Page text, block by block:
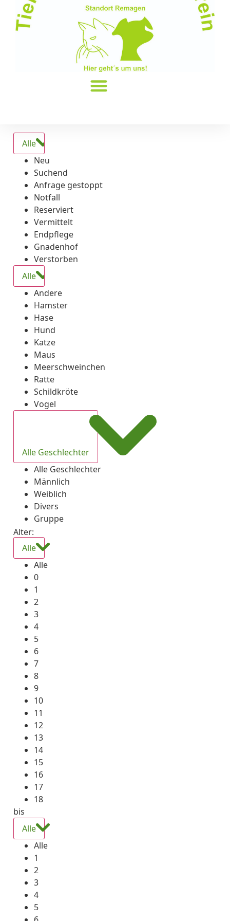
Alle
Neu
Suchend
Anfrage gestoppt
Notfall
Reserviert
Vermittelt
Endpflege
Gnadenhof
Verstorben
Alle
Andere
Hamster
Hase
Hund
Katze
Maus
Meerschweinchen
Ratte
Schildkröte
Vogel
Alle Geschlechter
Alle Geschlechter
Männlich
Weiblich
Divers
Gruppe
Alter:
Alle
Alle
0
1
2
3
4
5
6
7
8
9
10
11
12
13
14
15
16
17
18
bis
Alle
Alle
1
2
3
4
5